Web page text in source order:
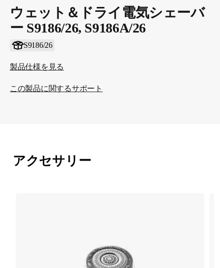
ウェット＆ドライ電気シェーバ
ー S9186/26, S9186A/26
S9186/26
製品仕様を見る
この製品に関するサポート
アクセサリー